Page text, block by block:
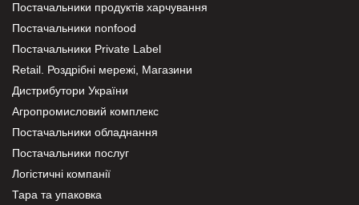
Постачальники продуктів харчування
Постачальники nonfood
Постачальники Private Label
Retail. Роздрібні мережі, Магазини
Дистрибутори України
Агропромисловий комплекс
Постачальники обладнання
Постачальники послуг
Логістичні компанії
Тара та упаковка